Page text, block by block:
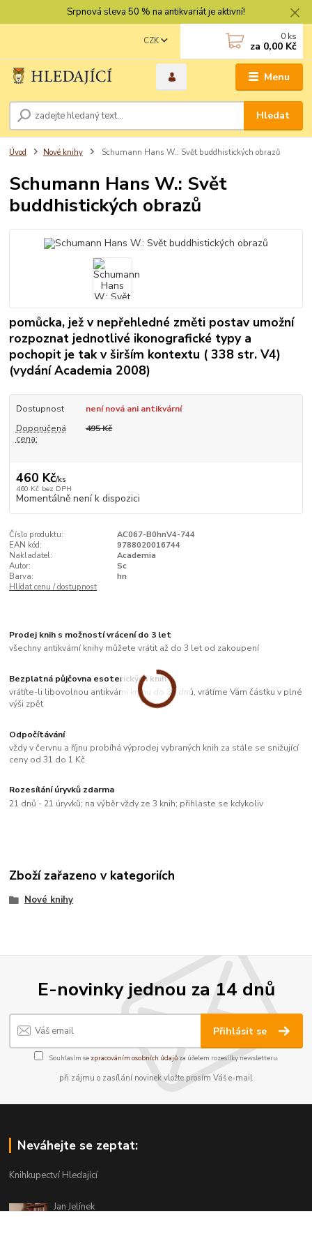
Srpnová sleva 50 % na antikvariát je aktivní!
Menu
CZK
Hledat
0 ks
za 0,00 Kč
Úvod Nové knihy Schumann Hans W.: Svět buddhistických obrazů
Schumann Hans W.: Svět
buddhistických obrazů
pomůcka, jež v nepřehledné změti postav umožní
rozpoznat jednotlivé ikonografické typy a
pochopit je tak v širším kontextu ( 338 str. V4)
(vydání Academia 2008)
Dostupnost
není nová ani antikvární
Doporučená
cena:
495 Kč
460 Kč/ks
460 Kč bez DPH
Momentálně není k dispozici
Číslo produktu:
AC067-B0hnV4-744
EAN kód:
9788020016744
Nakladatel:
Academia
Autor:
Sc
Barva:
hn
Hlídat cenu / dostupnost
Prodej knih s možností vrácení do 3 let
všechny antikvární knihy můžete vrátit až do 3 let od zakoupení
Bezplatná půjčovna esoterických knih
vrátíte-li libovolnou antikvární knihu do 33 dnů, vrátíme Vám částku v plné
výši zpět
Odpočítávání
vždy v červnu a říjnu probíhá výprodej vybraných knih za stále se snižující
ceny od 31 do 1 Kč
Rozesílání úryvků zdarma
21 dnů - 21 úryvků; na výběr vždy ze 3 knih; přihlaste se kdykoliv
Zboží zařazeno v kategoriích
Nové knihy
E-novinky jednou za 14 dnů
Přihlásit se
Souhlasím se zpracováním osobních údajůza účelem rozesílky newsletteru.
při zájmu o zasílání novinek vložte prosím Váš e-mail
Neváhejte se zeptat:
Knihkupectví Hledající
Jan Jelínek